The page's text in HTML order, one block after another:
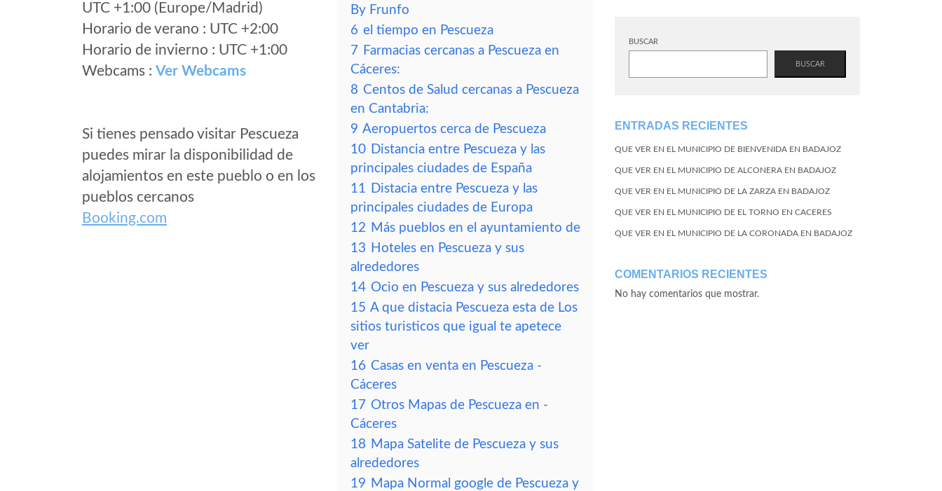
UTC +1:00 (Europe/Madrid)
Horario de verano : UTC +2:00
Horario de invierno : UTC +1:00
Webcams : Ver Webcams
Si tienes pensado visitar Pescueza
puedes mirar la disponibilidad de
alojamientos en este pueblo o en los
pueblos cercanos
Booking.com
By Frunfo
6 el tiempo en Pescueza
7 Farmacias cercanas a Pescueza en
Cáceres:
8 Centos de Salud cercanas a Pescueza
en Cantabria:
9 Aeropuertos cerca de Pescueza
10 Distancia entre Pescueza y las
principales ciudades de España
11 Distacia entre Pescueza y las
principales ciudades de Europa
12 Más pueblos en el ayuntamiento de
13 Hoteles en Pescueza y sus
alrededores
14 Ocio en Pescueza y sus alrededores
15 A que distacia Pescueza esta de Los
sitios turisticos que igual te apetece
ver
16 Casas en venta en Pescueza -
Cáceres
17 Otros Mapas de Pescueza en -
Cáceres
18 Mapa Satelite de Pescueza y sus
alrededores
19 Mapa Normal google de Pescueza y
BUSCAR
BUSCAR
ENTRADAS RECIENTES
QUE VER EN EL MUNICIPIO DE BIENVENIDA EN BADAJOZ
QUE VER EN EL MUNICIPIO DE ALCONERA EN BADAJOZ
QUE VER EN EL MUNICIPIO DE LA ZARZA EN BADAJOZ
QUE VER EN EL MUNICIPIO DE EL TORNO EN CACERES
QUE VER EN EL MUNICIPIO DE LA CORONADA EN BADAJOZ
COMENTARIOS RECIENTES
No hay comentarios que mostrar.